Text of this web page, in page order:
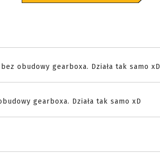
obudowy gearboxa. Działa tak samo xD
gearboxa. Działa tak samo xD